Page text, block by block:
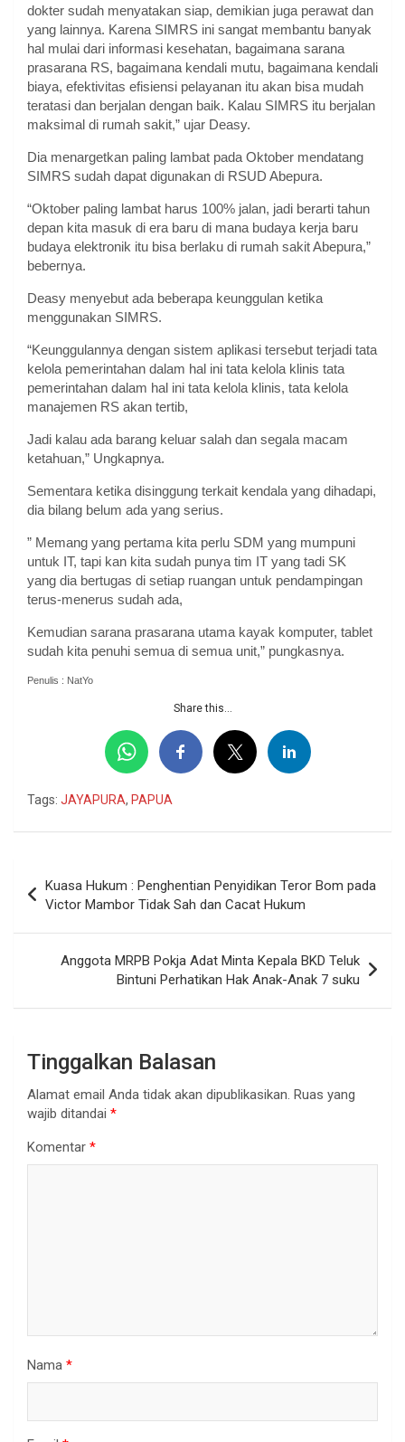
dokter sudah menyatakan siap, demikian juga perawat dan
yang lainnya. Karena SIMRS ini sangat membantu banyak
hal mulai dari informasi kesehatan, bagaimana sarana
prasarana RS, bagaimana kendali mutu, bagaimana kendali
biaya, efektivitas efisiensi pelayanan itu akan bisa mudah
teratasi dan berjalan dengan baik. Kalau SIMRS itu berjalan
maksimal di rumah sakit,” ujar Deasy.
Dia menargetkan paling lambat pada Oktober mendatang
SIMRS sudah dapat digunakan di RSUD Abepura.
“Oktober paling lambat harus 100% jalan, jadi berarti tahun
depan kita masuk di era baru di mana budaya kerja baru
budaya elektronik itu bisa berlaku di rumah sakit Abepura,”
bebernya.
Deasy menyebut ada beberapa keunggulan ketika
menggunakan SIMRS.
“Keunggulannya dengan sistem aplikasi tersebut terjadi tata
kelola pemerintahan dalam hal ini tata kelola klinis tata
pemerintahan dalam hal ini tata kelola klinis, tata kelola
manajemen RS akan tertib,
Jadi kalau ada barang keluar salah dan segala macam
ketahuan,” Ungkapnya.
Sementara ketika disinggung terkait kendala yang dihadapi,
dia bilang belum ada yang serius.
” Memang yang pertama kita perlu SDM yang mumpuni
untuk IT, tapi kan kita sudah punya tim IT yang tadi SK
yang dia bertugas di setiap ruangan untuk pendampingan
terus-menerus sudah ada,
Kemudian sarana prasarana utama kayak komputer, tablet
sudah kita penuhi semua di semua unit,” pungkasnya.
Penulis : NatYo
Share this...
Tags: JAYAPURA, PAPUA
pos
Kuasa Hukum : Penghentian Penyidikan Teror Bom pada
Victor Mambor Tidak Sah dan Cacat Hukum
Anggota MRPB Pokja Adat Minta Kepala BKD Teluk
Bintuni Perhatikan Hak Anak-Anak 7 suku
Tinggalkan Balasan
Alamat email Anda tidak akan dipublikasikan. Ruas yang
wajib ditandai *
Komentar *
Nama *